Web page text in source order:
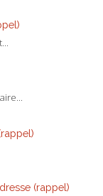
(rappel)